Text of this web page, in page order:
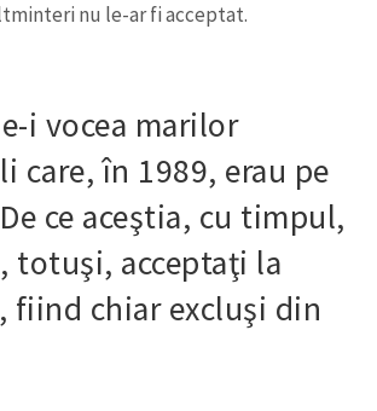
nu le-ar fi acceptat.
i vocea marilor
care, în 1989, erau pe
ce aceştia, cu timpul,
totuşi, acceptaţi la
fiind chiar excluşi din